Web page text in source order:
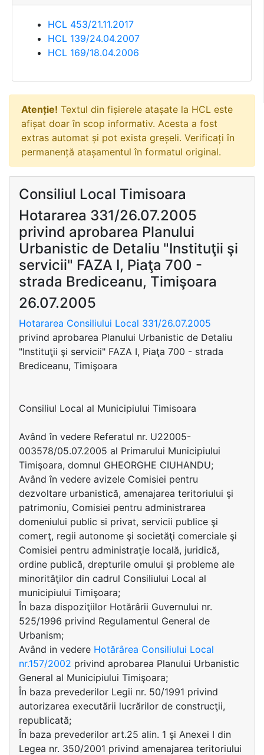
HCL 453/21.11.2017
HCL 139/24.04.2007
HCL 169/18.04.2006
Atenție! Textul din fișierele atașate la HCL este
afișat doar în scop informativ. Acesta a fost
extras automat și pot exista greșeli. Verificați în
permanență atașamentul în formatul original.
Consiliul Local Timisoara
Hotararea 331/26.07.2005
privind aprobarea Planului
Urbanistic de Detaliu "Instituţii şi
servicii" FAZA I, Piaţa 700 -
strada Brediceanu, Timişoara
26.07.2005
Hotararea Consiliului Local 331/26.07.2005
privind aprobarea Planului Urbanistic de Detaliu
"Instituţii şi servicii" FAZA I, Piaţa 700 - strada
Brediceanu, Timişoara
Consiliul Local al Municipiului Timisoara
Având în vedere Referatul nr. U22005-
003578/05.07.2005 al Primarului Municipiului
Timişoara, domnul GHEORGHE CIUHANDU;
Având în vedere avizele Comisiei pentru
dezvoltare urbanistică, amenajarea teritoriului şi
patrimoniu, Comisiei pentru administrarea
domeniului public si privat, servicii publice şi
comerţ, regii autonome şi societăţi comerciale şi
Comisiei pentru administraţie locală, juridică,
ordine publică, drepturile omului şi probleme ale
minorităţilor din cadrul Consiliului Local al
municipiului Timişoara;
În baza dispoziţiilor Hotărârii Guvernului nr.
525/1996 privind Regulamentul General de
Urbanism;
Având in vedere Hotărârea Consiliului Local
nr.157/2002 privind aprobarea Planului Urbanistic
General al Municipiului Timişoara;
În baza prevederilor Legii nr. 50/1991 privind
autorizarea executării lucrărilor de construcţii,
republicată;
În baza prevederilor art.25 alin. 1 şi Anexei I din
Legea nr. 350/2001 privind amenajarea teritoriului